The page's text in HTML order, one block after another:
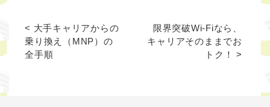
< 大手キャリアからの
乗り換え（MNP）の
全手順
限界突破Wi-Fiなら、
キャリアそのままでお
トク！ >